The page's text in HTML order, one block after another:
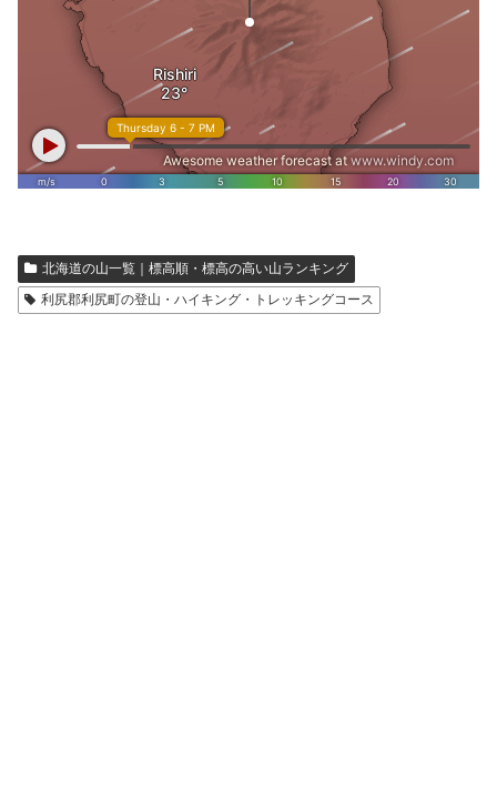
北海道の山一覧｜標高順・標高の高い山ランキング
利尻郡利尻町の登山・ハイキング・トレッキングコース